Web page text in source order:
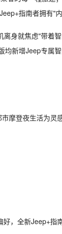
指南者拥有"
离身就焦虑"带着
新增Jeep专属
摩登夜生活为灵
，全新Jeep+